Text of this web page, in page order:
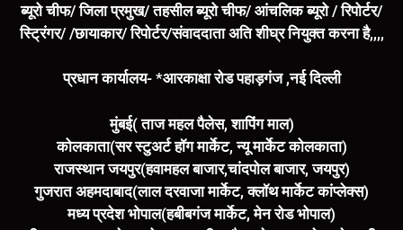
ब्यूरो चीफ/ जिला प्रमुख/ तहसील ब्यूरो चीफ/ आंचलिक ब्यूरो / रिपोर्टर/
स्ट्रिंगर/ /छायाकार/ रिपोर्टर/संवाददाता अति शीघ्र नियुक्त करना है,,,,
प्रधान कार्यालय- *आरकाक्षा रोड पहाड़गंज ,नई दिल्ली
मुंबई( ताज महल पैलेस, शापिंग माल)
कोलकाता(सर स्टुअर्ट हॉग मार्केट, न्यू मार्केट कोलकाता)
राजस्थान जयपुर(हवामहल बाजार,चांदपोल बाजार, जयपुर)
गुजरात अहमदाबाद(लाल दरवाजा मार्केट, क्लॉथ मार्केट कांप्लेक्स)
मध्य प्रदेश भोपाल(हबीबगंज मार्केट, मेन रोड भोपाल)